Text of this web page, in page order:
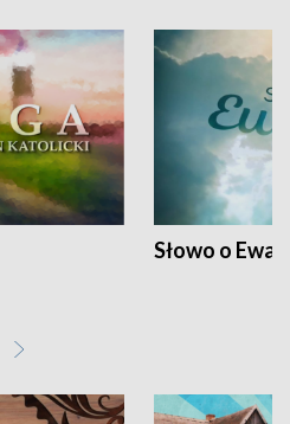
Słowo o